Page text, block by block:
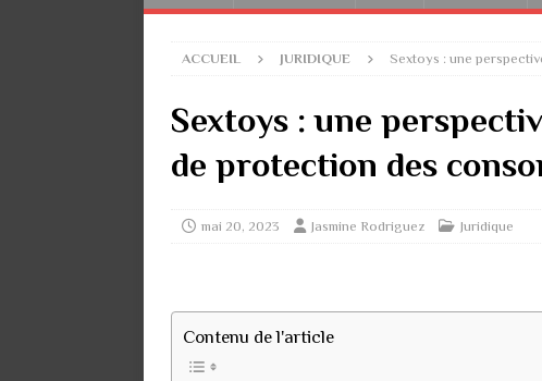
ACCUEIL JURIDIQUE Sextoys : une
Sextoys : une
de protection des
mai 20, 2023 Jasmine Rodriguez Juridique
Contenu de l'article